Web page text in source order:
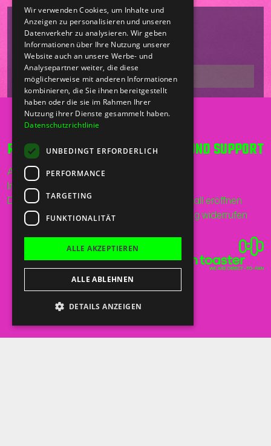
RECHT UND ORDNUNG
AGB
Impressum
Datenschutz
HILFE UND SUPPORT
Supportfall eröffnen
Bestellung widerrufen
Wir verwenden Cookies, um Inhalte und
Anzeigen zu personalisieren und unseren
Datenverkehr zu analysieren. Wir geben
Informationen über Ihre Nutzung unserer
Website auch an unsere Werbe- und
Analysepartner weiter, die diese
möglicherweise mit anderen Informationen
kombinieren, die Sie ihnen bereitgestellt
haben oder die sie im Rahmen Ihrer
Nutzung ihrer Dienste gesammelt haben.
Datenschutzrichtlinie
UNBEDINGT ERFORDERLICH
PERFORMANCE
TARGETING
FUNKTIONALITÄT
ALLE AKZEPTIEREN
ALLE ABLEHNEN
DETAILS ANZEIGEN